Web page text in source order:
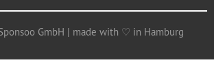
GmbH | made with ♡ in Hamburg